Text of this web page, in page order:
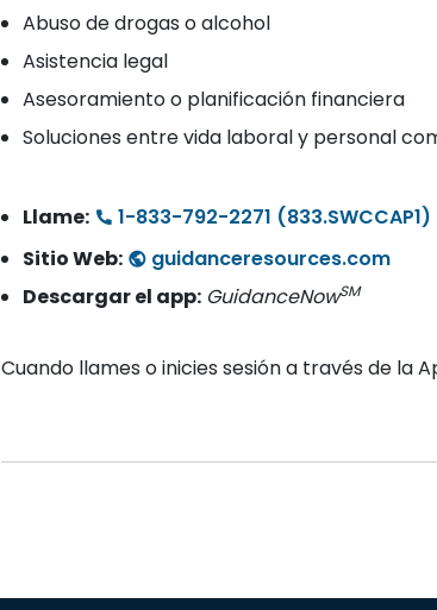
Abuso de drogas o alcohol
Asistencia legal
Asesoramiento o planificación financiera
Soluciones entre vida laboral y personal
Llame:
1-833-792-2271 (833.SWCCAP1)
Sitio Web:
guidanceresources.com
Descargar el app: GuidanceNowSM
Cuando llames o inicies sesión a través de la